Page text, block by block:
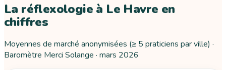
La réflexologie à Le Havre en
chiffres
Moyennes de marché anonymisées (≥ 5 praticiens par ville) ·
Baromètre Merci Solange · mars 2026